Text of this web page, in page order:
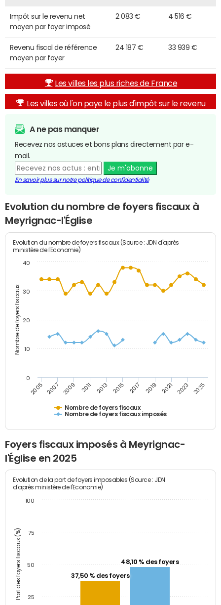
Impôt sur le revenu net
moyen par foyer imposé
2 083 € 4 516 €
Revenu fiscal de référence
moyen par foyer
24 187 € 33 939 €
Les villes les plus riches de France
Les villes où l'on paye le plus d'impôt sur le revenu
A ne pas manquer
Recevez nos astuces et bons plans directement par e-
mail.
Je m'abonne
En savoir plus sur notre politique de confidentialité
Evolution du nombre de foyers fiscaux à
Meyrignac-l'Église
Nombre de foyers fiscaux
Evolution du nombre de foyers fiscaux (Source : JDN d'après
ministère de l'Economie)
Nombre de foyers fiscaux
Nombre de foyers fiscaux imposés
2005 2007 2009 2011 2013 2015 2017 2019 2021 2023 2025
0
10
20
30
40
Foyers fiscaux imposés à Meyrignac-
l'Église en 2025
Part des foyers fiscaux (%)
Evolution de la part de foyers imposables (Source : JDN
d'après ministère de l'Economie)
37,50 % des foyers
48,10 % des foyers
25
50
75
100